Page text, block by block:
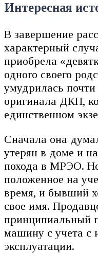
Интересная
В завершение
характерный
приобрела
одного своего
умудрилась
оригинала ДКП,
единственном
Сначала она
утерян в доме и
похода в МРЭО.
положенное на
время, и бывший
свое имя.
принципиальный
машину с учета с
эксплуатации.